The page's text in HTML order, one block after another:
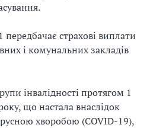
страхові виплати
і комунальних закладів
інвалідності протягом 1
що настала внаслідок
хворобою (COVID-19),